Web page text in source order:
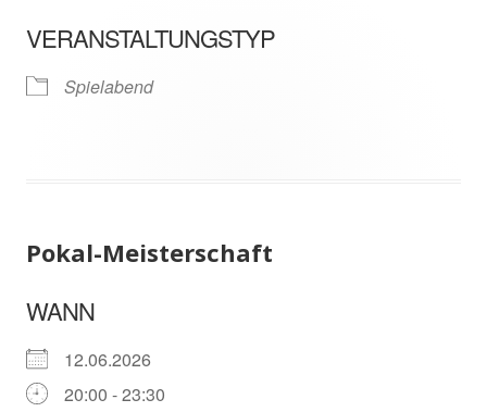
VERANSTALTUNGSTYP
Spielabend
Pokal-Meisterschaft
WANN
12.06.2026
20:00 - 23:30